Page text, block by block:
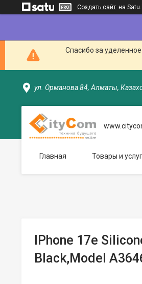
Создать сайт на
Спасибо за
ул. Орманова 84, Алматы,
Главная Товары и
IPhone 17e
Black,Model